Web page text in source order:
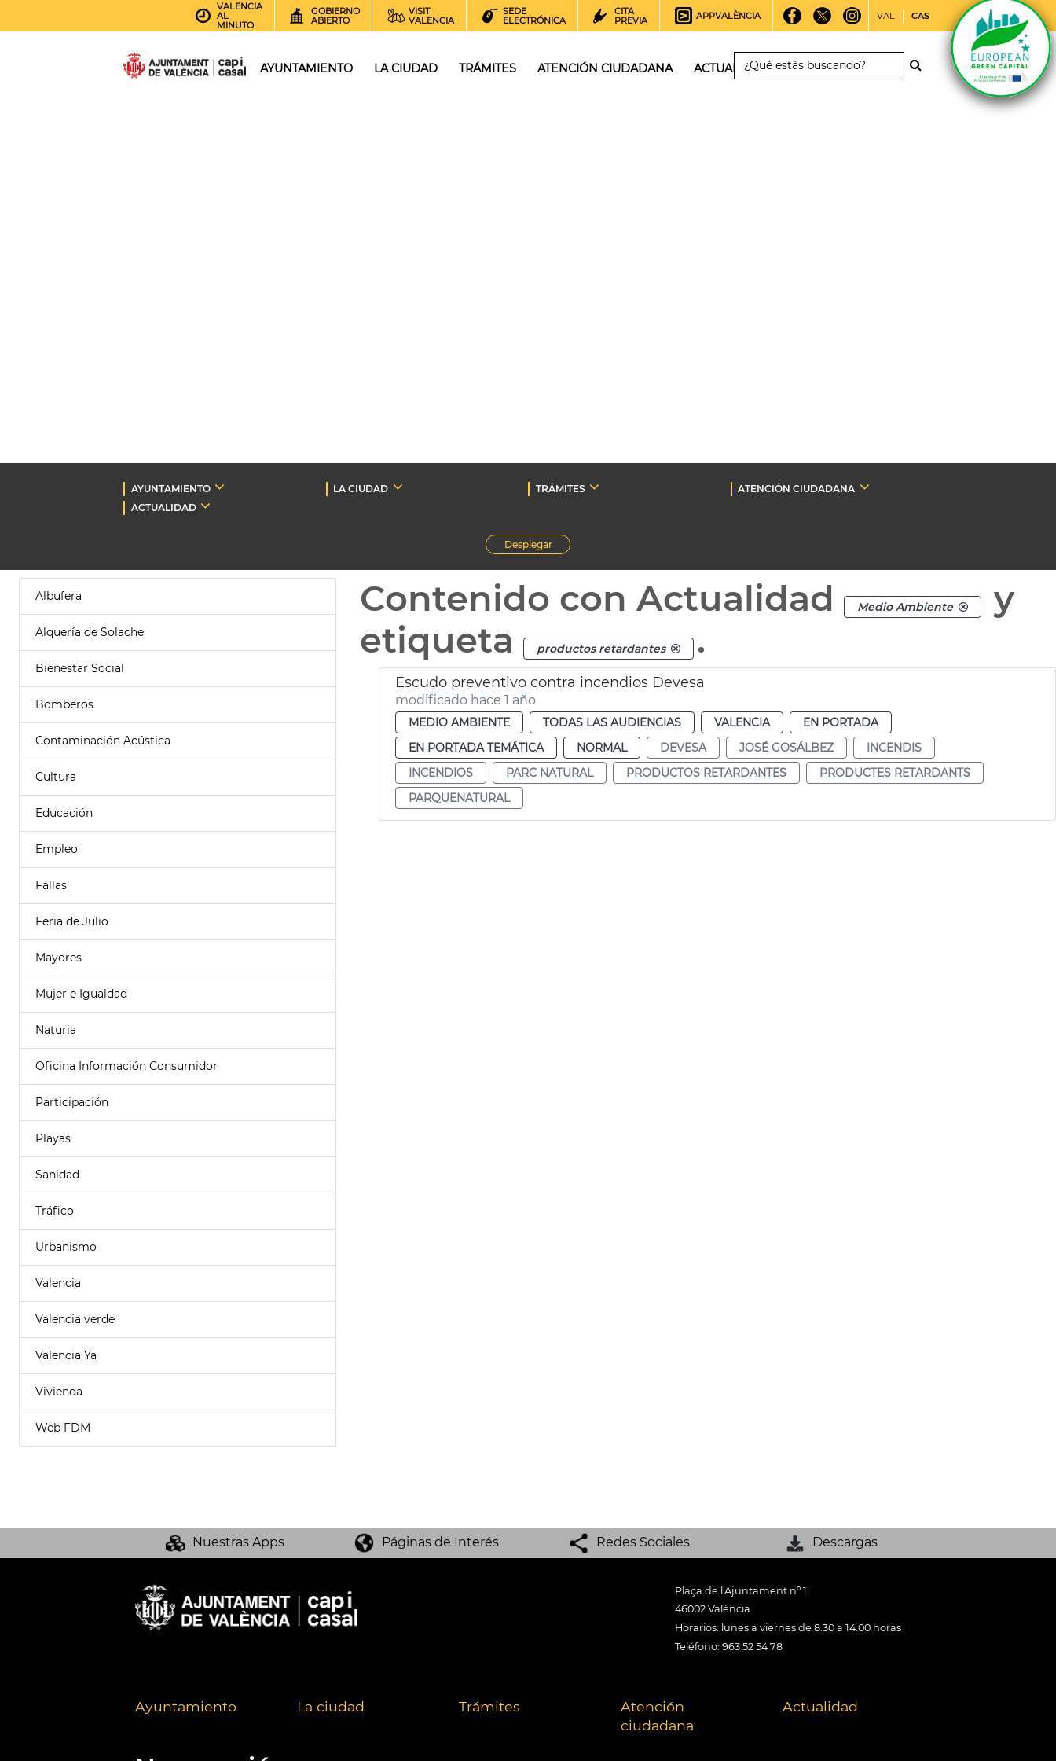
VALENCIA
AL
MINUTO
GOBIERNO
ABIERTO
VISIT
VALENCIA
SEDE
ELECTRÓNICA
CITA
PREVIA
APPVALÈNCIA VAL CAS
AYUNTAMIENTO LA CIUDAD TRÁMITES ATENCIÓN CIUDADANA ACTUALIDAD
AYUNTAMIENTO LA CIUDAD TRÁMITES
ATENCIÓN CIUDADANA
ACTUALIDAD
Desplegar
Albufera
Alquería de Solache
Bienestar Social
Bomberos
Contaminación Acústica
Cultura
Educación
Empleo
Fallas
Feria de Julio
Mayores
Mujer e Igualdad
Naturia
Oficina Información Consumidor
Participación
Playas
Sanidad
Tráfico
Urbanismo
Valencia
Valencia verde
Valencia Ya
Vivienda
Web FDM
Contenido con Actualidad Medio Ambiente
y
etiqueta
productos retardantes .
Escudo preventivo contra incendios Devesa
modificado hace 1 año
MEDIO AMBIENTE TODAS LAS AUDIENCIAS VALENCIA
EN PORTADA
EN PORTADA TEMÁTICA
NORMAL DEVESA JOSÉ GOSÁLBEZ
INCENDIS
INCENDIOS
PARC NATURAL PRODUCTOS RETARDANTES
PRODUCTES RETARDANTS
PARQUENATURAL
Nuestras Apps Páginas de Interés Redes Sociales Descargas
Plaça de l'Ajuntament nº 1
46002 València
Horarios: lunes a viernes de 8:30 a 14:00 horas
Teléfono: 963 52 54 78
Ayuntamiento La ciudad Trámites
Atención
ciudadana
Actualidad